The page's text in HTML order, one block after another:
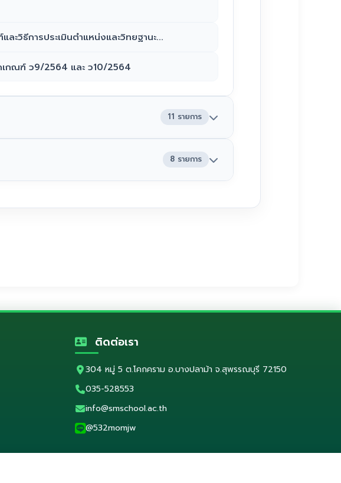
ะวิธีการประเมินตำแหน่งและวิทยฐานะ...
กณฑ์ ว9/2564 และ ว10/2564
11 รายการ
รศึกษา 2566
ฐานะชำนาญการ
ฐานะชำนาญการพิเศษ
ระเมินตนเอง (SWR)
ปีการศึกษา 2565
8 รายการ
โรงเรียนบางปลาม้า "สูงสุมารผดุงวิทย์"
ข้าราชการครู
งรองผู้อำนวยการ
ติดต่อเรา
304 หมู่ 5 ต.โคกคราม อ.บางปลาม้า จ.สุพรรณบุรี 72150
035-528553
info@smschool.ac.th
@532momjw